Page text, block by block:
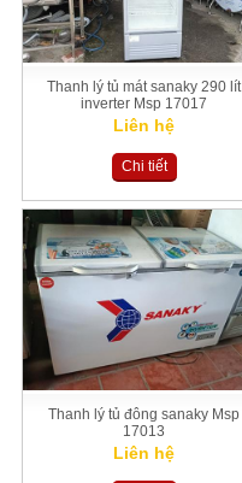
Thanh lý tủ mát sanaky 290 lít
inverter Msp 17017
Liên hệ
Chi tiết
Thanh lý tủ đông sanaky Msp
17013
Liên hệ